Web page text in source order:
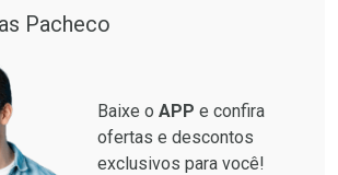
Pacheco
Baixe o APP e confira
ofertas e descontos
exclusivos para você!